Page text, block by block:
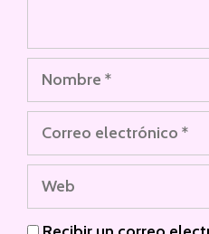
Nombre
Correo
electrónico
Web